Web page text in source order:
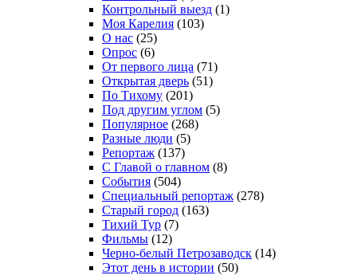
Контрольный выезд (1)
Моя Карелия (103)
О нас (25)
Опрос (6)
От первого лица (71)
Открытая дверь (51)
По Тихому (201)
Под другим углом (5)
Популярное (268)
Разные люди (5)
Репортаж (137)
С Главой о главном (8)
События (504)
Специальный репортаж (278)
Старый город (163)
Тихий Тур (7)
Фильмы (12)
Черно-белый Петрозаводск (14)
Этот день в истории (50)